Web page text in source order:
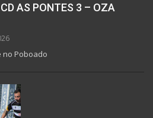
AS PONTES 3 – OZA
no Poboado